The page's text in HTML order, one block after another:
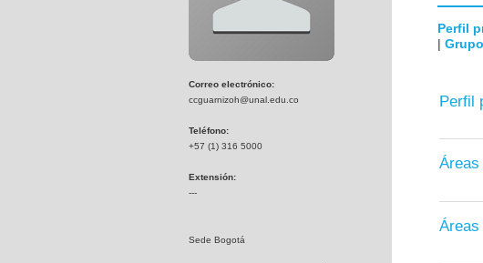
Correo electrónico:
ccguarnizoh@unal.edu.co
Teléfono:
+57 (1) 316 5000
Extensión:
---
Sede Bogotá
Perfil
|
Perfil
Áreas